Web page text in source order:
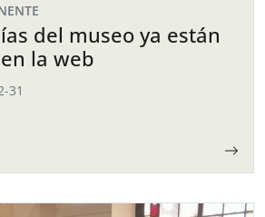
del museo ya están
la web
31